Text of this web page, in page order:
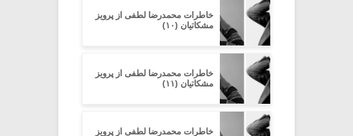
خاطرات محمدرضا لطفی از پرویز
مشکاتیان (۱۰)
خاطرات محمدرضا لطفی از پرویز
مشکاتیان (۱۱)
خاطرات محمدرضا لطفی از پرویز